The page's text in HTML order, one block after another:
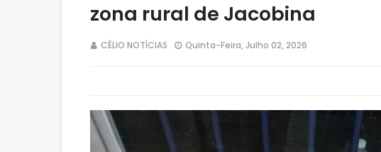
zona rural de Jacobina
CÉLIO NOTÍCIAS Quinta-Feira, Julho 02, 2026